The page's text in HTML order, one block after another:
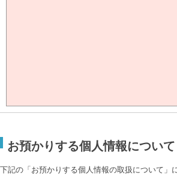
お預かりする個人情報について
下記の「お預かりする個人情報の取扱について」